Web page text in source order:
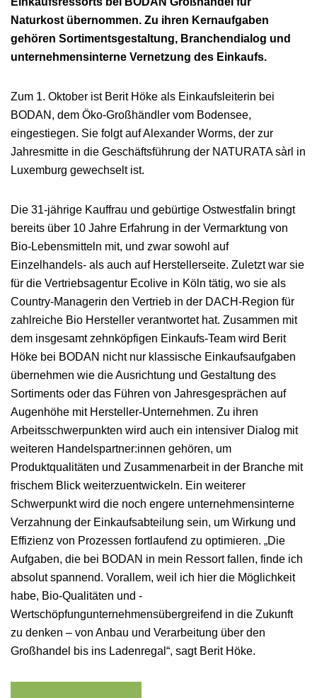
Das überregionale Netzwerk
Referenzen
Offene Stellen
Kontakt & Anfahrt
Downloads
Die Geschäftsberichte
Naturkost übernommen. Zu ihren Kernaufgaben
gehören Sortimentsgestaltung, Branchendialog und
unternehmensinterne Vernetzung des Einkaufs.
Zum 1. Oktober ist Berit Höke als Einkaufsleiterin bei
BODAN, dem Öko-Großhändler vom Bodensee,
eingestiegen. Sie folgt auf Alexander Worms, der zur
Jahresmitte in die Geschäftsführung der NATURATA sàrl in
Luxemburg gewechselt ist.
Die 31-jährige Kauffrau und gebürtige Ostwestfalin bringt
bereits über 10 Jahre Erfahrung in der Vermarktung von
Bio-Lebensmitteln mit, und zwar sowohl auf
Einzelhandels- als auch auf Herstellerseite. Zuletzt war sie
für die Vertriebsagentur Ecolive in Köln tätig, wo sie als
Country-Managerin den Vertrieb in der DACH-Region für
zahlreiche Bio Hersteller verantwortet hat. Zusammen mit
dem insgesamt zehnköpfigen Einkaufs-Team wird Berit
Höke bei BODAN nicht nur klassische Einkaufsaufgaben
übernehmen wie die Ausrichtung und Gestaltung des
Sortiments oder das Führen von Jahresgesprächen auf
Augenhöhe mit Hersteller-Unternehmen. Zu ihren
Arbeitsschwerpunkten wird auch ein intensiver Dialog mit
weiteren Handelspartner:innen gehören, um
Produktqualitäten und Zusammenarbeit in der Branche mit
frischem Blick weiterzuentwickeln. Ein weiterer
Schwerpunkt wird die noch engere unternehmensinterne
Verzahnung der Einkaufsabteilung sein, um Wirkung und
Effizienz von Prozessen fortlaufend zu optimieren. „Die
Aufgaben, die bei BODAN in mein Ressort fallen, finde ich
absolut spannend. Vorallem, weil ich hier die Möglichkeit
habe, Bio-Qualitäten und -
Wertschöpfungunternehmensübergreifend in die Zukunft
zu denken – von Anbau und Verarbeitung über den
Großhandel bis ins Ladenregal“, sagt Berit Höke.